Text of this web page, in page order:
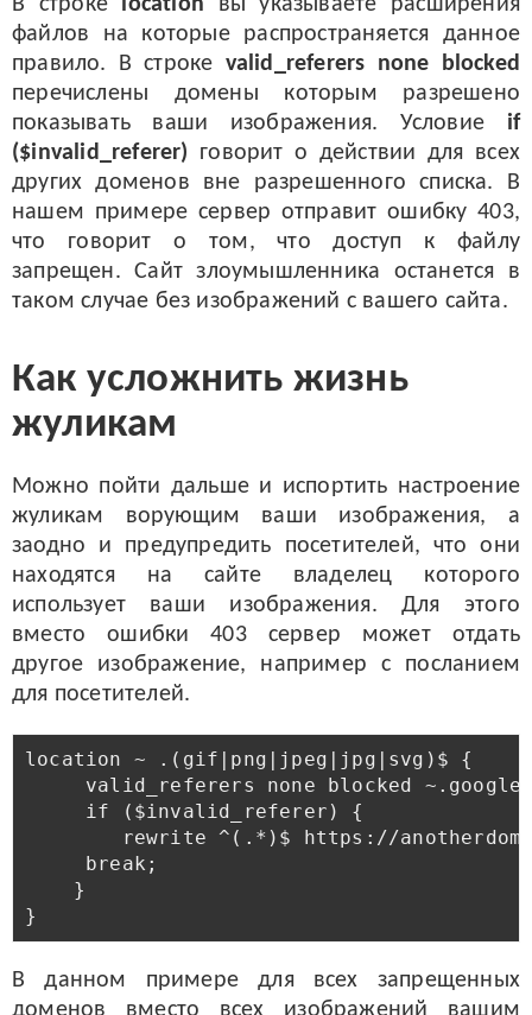
В строке location вы указываете расширения
файлов на которые распространяется данное
правило. В строке valid_referers none blocked
перечислены домены которым разрешено
показывать ваши изображения. Условие if
($invalid_referer) говорит о действии для всех
других доменов вне разрешенного списка. В
нашем примере сервер отправит ошибку 403,
что говорит о том, что доступ к файлу
запрещен. Сайт злоумышленника останется в
таком случае без изображений с вашего сайта.
Как усложнить жизнь
жуликам
Можно пойти дальше и испортить настроение
жуликам ворующим ваши изображения, а
заодно и предупредить посетителей, что они
находятся на сайте владелец которого
использует ваши изображения. Для этого
вместо ошибки 403 сервер может отдать
другое изображение, например с посланием
для посетителей.
location ~ .(gif|png|jpeg|jpg|svg)$ {
valid_referers none blocked
     if ($invalid_referer) {
rewrite ^(.*)$ https://
     break;
    }
В данном примере для всех запрещенных
доменов вместо всех изображений вашим